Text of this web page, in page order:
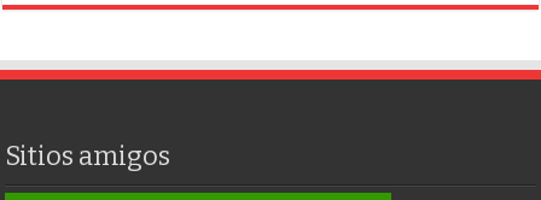
Sitios amigos